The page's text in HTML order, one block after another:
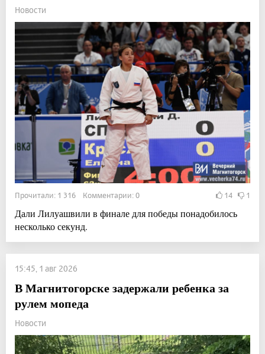
Новости
Прочитали: 1 316 Комментарии: 0 14 1
Дали Лилуашвили в финале для победы понадобилось
несколько секунд.
15:45, 1 авг 2026
В Магнитогорске задержали ребенка за
рулем мопеда
Новости